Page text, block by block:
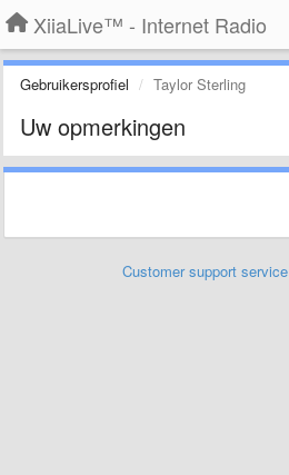
XiiaLive™ - Internet Radio
Gebruikersprofiel Taylor Sterling
Uw opmerkingen
Customer support service